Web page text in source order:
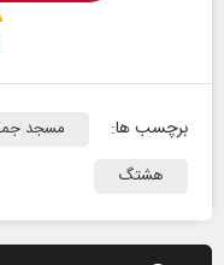
برچسب ها: مسجد
هشتگ